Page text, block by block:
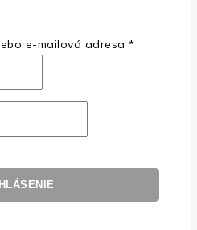
e-mailová adresa *Povinné